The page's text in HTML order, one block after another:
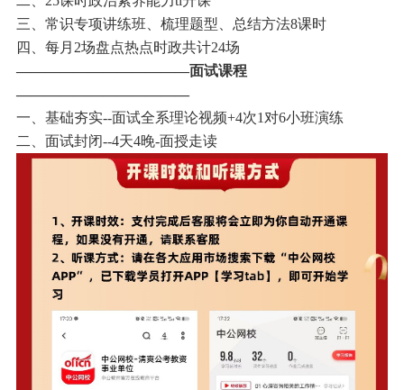
三、常识专项讲练班、梳理题型、总结方法8课时
四、每月2场盘点热点时政共计24场
————————————面试课程
————————————
一、基础夯实--面试全系理论视频+4次1对6小班演练
二、面试封闭--4天4晚-面授走读